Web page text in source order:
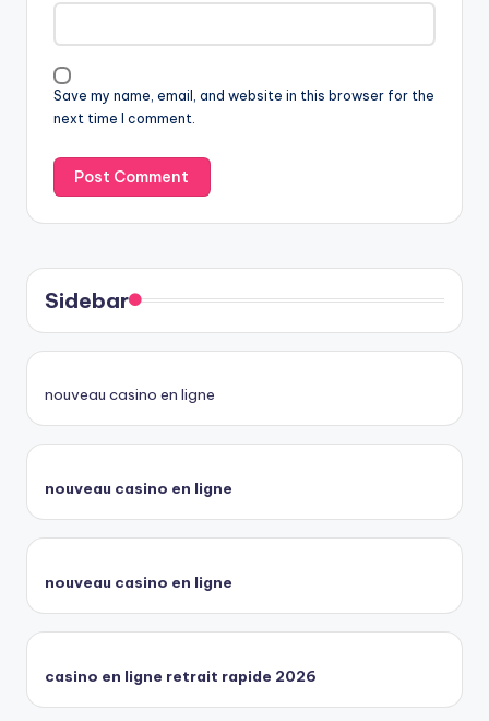
Save my name, email, and website in this browser for the
next time I comment.
Sidebar
nouveau casino en ligne
nouveau casino en ligne
nouveau casino en ligne
casino en ligne retrait rapide 2026